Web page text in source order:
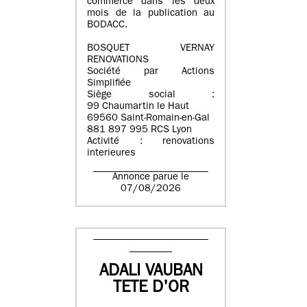
commerce dans les deux
mois de la publication au
BODACC.
BOSQUET VERNAY
RENOVATIONS
Société par Actions
Simplifiée
Siège social :
99 Chaumartin le Haut
69560 Saint-Romain-en-Gal
881 897 995 RCS Lyon
Activité : renovations
interieures
Annonce parue le
07/08/2026
ADALI VAUBAN
TETE D'OR